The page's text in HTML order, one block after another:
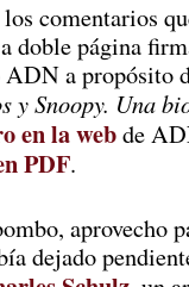
comentarios
doble página
a propósito
y Snoopy. Una
en la webde
PDF.
aprovecho
dejado